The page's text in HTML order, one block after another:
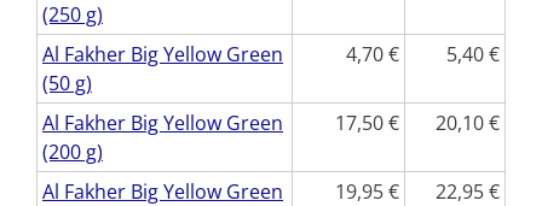
(250 g)
Al Fakher Big Yellow Green
(50 g)
4,70 5,40
Al Fakher Big Yellow Green
(200 g)
17,50 20,10
Al Fakher Big Yellow Green
19,95 22,95